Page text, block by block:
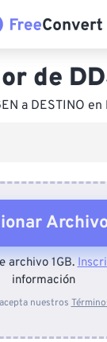
de
a DESTINO
el dispositivo
archivo 1GB.
información
nuestros